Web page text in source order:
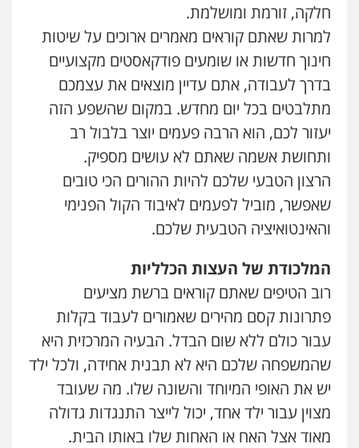
חלקה, זורמת ומושלמת.
למרות שאתם קוראים מאמרים ארוכים על שיטות
חינוך חדשות או שומעים פודקאסטים מקצועיים
בדרך לעבודה, אתם עדיין מוצאים את עצמכם
מתלבטים בכל יום מחדש. במקום שהשפע הזה
יעזור לכם, הוא הרבה פעמים יוצר בלבול רב
ותחושת אשמה שאתם לא עושים מספיק.
הרצון הטבעי שלכם להיות ההורים הכי טובים
שאפשר, מוביל לפעמים לאיבוד הקול הפנימי
והאינטואיציה הטבעית שלכם.
המלכודת של העצות הכלליות
רוב הטיפים שאתם קוראים ברשת מציעים
פתרונות קסם מהירים שאמורים לעבוד בקלות
עבור כולם ללא שום הבדל. הבעיה המרכזית היא
שהמשפחה שלכם היא לא תבנית אחידה, ולכל ילד
יש את האופי המיוחד והשונה שלו. מה שעובד
מצוין עבור ילד אחד, יכול לייצר התנגדות גדולה
מאוד אצל האח או האחות שלו באותו הבית.